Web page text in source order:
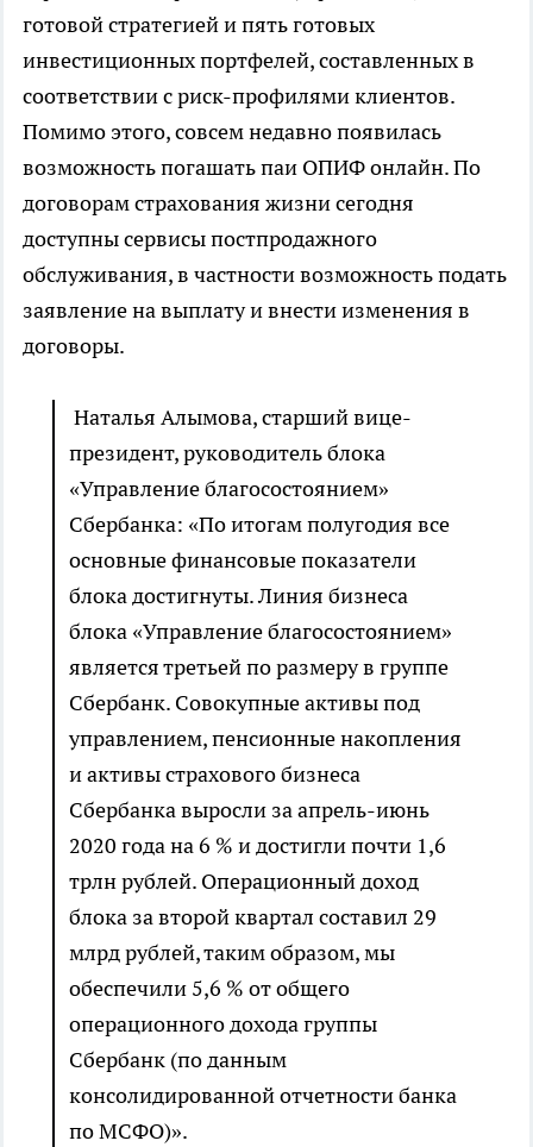
готовой стратегией и пять готовых
инвестиционных портфелей, составленных в
соответствии с риск-профилями клиентов.
Помимо этого, совсем недавно появилась
возможность погашать паи ОПИФ онлайн. По
договорам страхования жизни сегодня
доступны сервисы постпродажного
обслуживания, в частности возможность подать
заявление на выплату и внести изменения в
договоры.
Наталья Алымова, старший вице-
президент, руководитель блока
«Управление благосостоянием»
Сбербанка: «По итогам полугодия все
основные финансовые показатели
блока достигнуты. Линия бизнеса
блока «Управление благосостоянием»
является третьей по размеру в группе
Сбербанк. Совокупные активы под
управлением, пенсионные накопления
и активы страхового бизнеса
Сбербанка выросли за апрель-июнь
2020 года на 6 % и достигли почти 1,6
трлн рублей. Операционный доход
блока за второй квартал составил 29
млрд рублей, таким образом, мы
обеспечили 5,6 % от общего
операционного дохода группы
Сбербанк (по данным
консолидированной отчетности банка
по МСФО)».